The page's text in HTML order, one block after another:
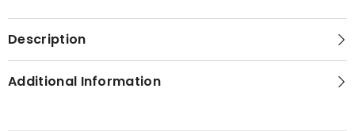
Description
Additional Information